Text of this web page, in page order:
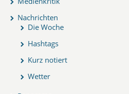
Nachrichten
Die Woche
Hashtags
Kurz notiert
Wetter